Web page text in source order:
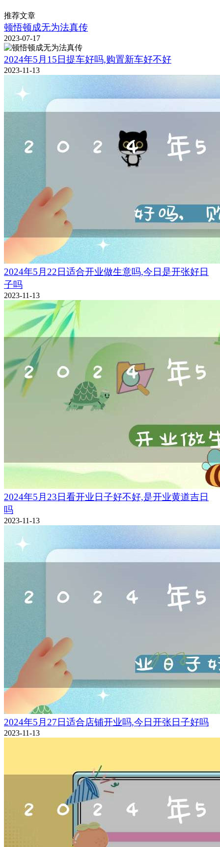
推荐文章
顿悟顿成无为法真传
2023-07-17
2024年5月15日提车好吗,购置新车好不好
2023-11-13
2024年5月22日适合开业做生意吗,今日是开张好日
子吗
2023-11-13
2024年5月23日看开业日子好不好,是开业黄道吉日
吗
2023-11-13
2024年5月27日适合店铺开业吗,今日开张日子好吗
2023-11-13